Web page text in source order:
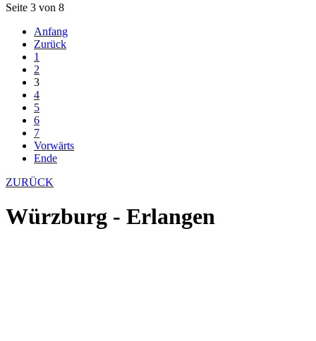
Seite 3 von 8
Anfang
Zurück
1
2
3
4
5
6
7
Vorwärts
Ende
ZURÜCK
Würzburg - Erlangen